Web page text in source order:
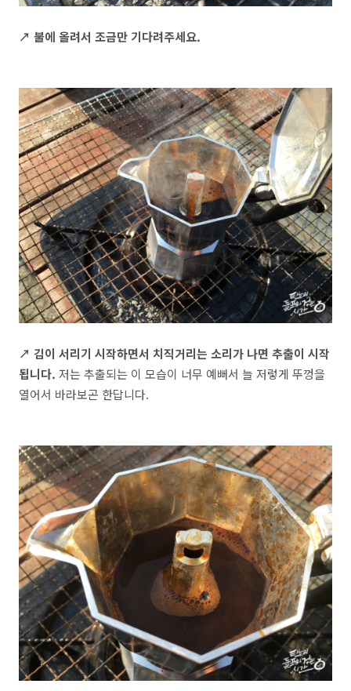
↗ 불에 올려서 조금만 기다려주세요.
↗ 김이 서리기 시작하면서 치직거리는 소리가 나면 추출이 시작
됩니다. 저는 추출되는 이 모습이 너무 예뻐서 늘 저렇게 뚜껑을
열어서 바라보곤 한답니다.